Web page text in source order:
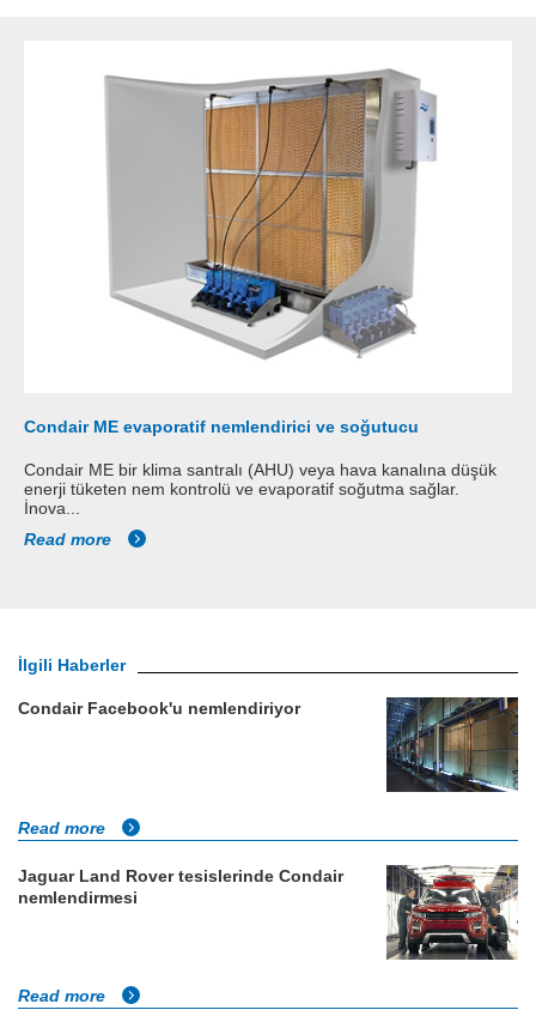
Condair ME evaporatif nemlendirici ve soğutucu
Condair ME bir klima santralı (AHU) veya hava kanalına düşük
enerji tüketen nem kontrolü ve evaporatif soğutma sağlar.
İnova...
Read more
İlgili Haberler
Condair Facebook'u nemlendiriyor
Read more
Jaguar Land Rover tesislerinde Condair
nemlendirmesi
Read more